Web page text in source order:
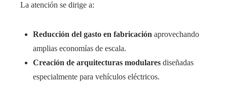
La atención se dirige a:
Reducción del gasto en fabricación aprovechando
amplias economías de escala.
Creación de arquitecturas modulares diseñadas
especialmente para vehículos eléctricos.